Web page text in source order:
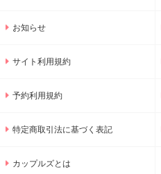
お知らせ
サイト利用規約
予約利用規約
特定商取引法に基づく表記
カップルズとは